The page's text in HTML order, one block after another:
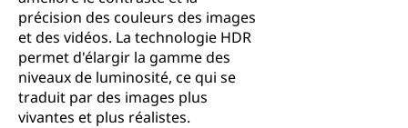
précision des couleurs des images
et des vidéos. La technologie HDR
permet d'élargir la gamme des
niveaux de luminosité, ce qui se
traduit par des images plus
vivantes et plus réalistes.